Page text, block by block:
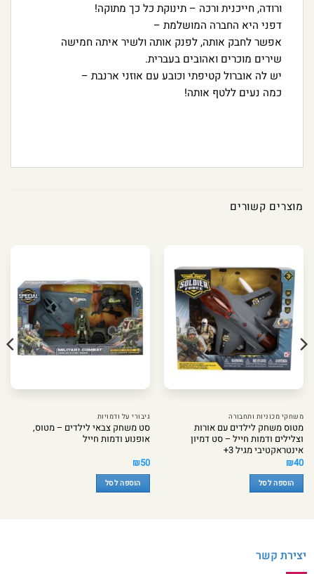
ורודה, חייכנית ורכה – תינוקת כל כך מתוקה!
דפני היא החברה המושלמת –
אפשר לחבק אותה, לפנק אותה ולשיר איתה חמישה
שירים מוכרים ואהובים בעברית.
יש לה אוברול קטיפתי וכובע עם אוזני ארנבת –
כמה נעים ללטף אותה!
מוצרים קשורים
משחקי מכוניות ותחבורה
מטוס משחק לילדים עם אורות
וצלילים ודמות חייל – סט דמיון
אינטראקטיבי מגיל 3+
₪40
הוספה לסל
גיבורי על ודמויות
סט משחק צבאי לילדים – מטוס,
אופנוע ודמות חייל
₪50
הוספה לסל
יצירת קשר